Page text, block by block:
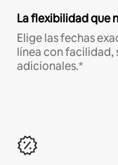
La flexibilidad que
Elige las fechas
línea con facilidad,
adicionales.*